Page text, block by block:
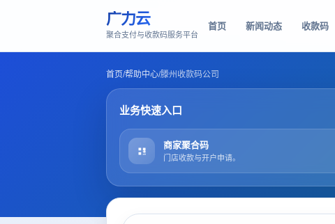
广力云
聚合支付与收款码服务平台
首页 新闻动态 收款码
首页/帮助中心/滕州收款码公司
业务快速入口
商家聚合码
门店收款与开户申请。